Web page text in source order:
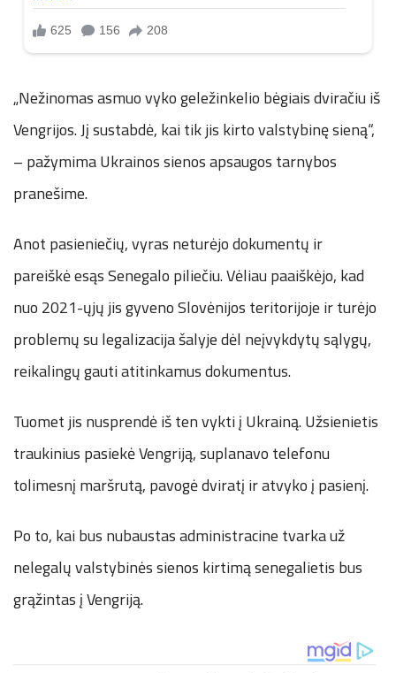
„Nežinomas asmuo vyko geležinkelio bėgiais dviračiu iš
Vengrijos. Jį sustabdė, kai tik jis kirto valstybinę sieną“,
– pažymima Ukrainos sienos apsaugos tarnybos
pranešime.
Anot pasieniečių, vyras neturėjo dokumentų ir
pareiškė esąs Senegalo piliečiu. Vėliau paaiškėjo, kad
nuo 2021-ųjų jis gyveno Slovėnijos teritorijoje ir turėjo
problemų su legalizacija šalyje dėl neįvykdytų sąlygų,
reikalingų gauti atitinkamus dokumentus.
Tuomet jis nusprendė iš ten vykti į Ukrainą. Užsienietis
traukinius pasiekė Vengriją, suplanavo telefonu
tolimesnį maršrutą, pavogė dviratį ir atvyko į pasienį.
Po to, kai bus nubaustas administracine tvarka už
nelegalų valstybinės sienos kirtimą senegalietis bus
grąžintas į Vengriją.